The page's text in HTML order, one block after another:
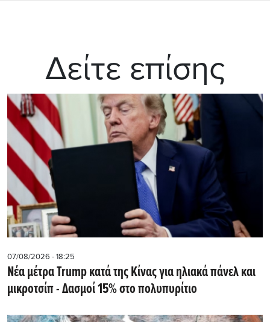
Δείτε επίσης
07/08/2026 - 18:25
Νέα μέτρα Trump κατά της Κίνας για ηλιακά πάνελ και
μικροτσίπ - Δασμοί 15% στο πολυπυρίτιο